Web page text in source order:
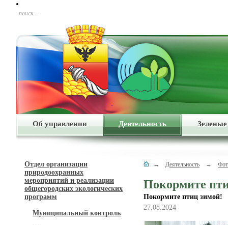
поиск…
Об управлении Деятельность
Отдел организации
природоохранных
мероприятий и реализации
общегородских экологических
программ
Муниципальный контроль
→ Деятельность →
Покормите
Покормите птиц зимой!
27.08.2024